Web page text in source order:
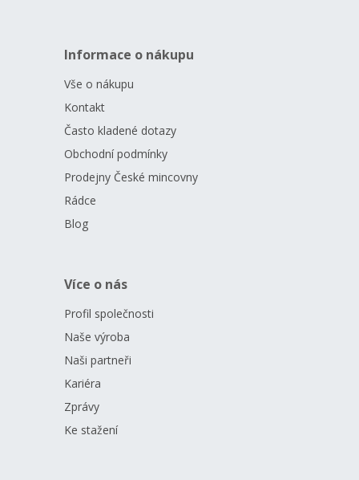
Informace o nákupu
Vše o nákupu
Kontakt
Často kladené dotazy
Obchodní podmínky
Prodejny České mincovny
Rádce
Blog
Více o nás
Profil společnosti
Naše výroba
Naši partneři
Kariéra
Zprávy
Ke stažení